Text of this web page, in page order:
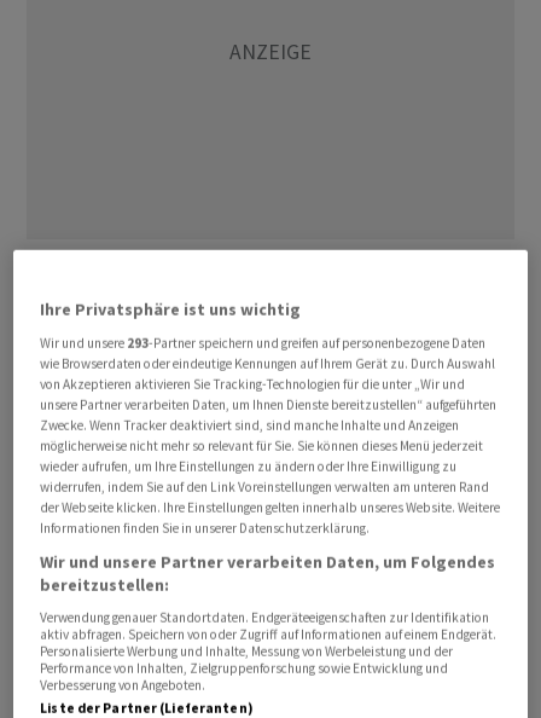
Quartal des Geschäftsjahres 2023/24, stiegen die
Verkäufe laut einer Mitteilung vom Donnerstag um 23,8
Prozent auf 112,3 Millionen Franken. Dabei haben sich
Währungseffekte stark ausgewirkt. Bei konstanten
Wechselkursen liegt das Plus mit 34,6 Prozent deutlich
höher.
Lemkonnte in allen Geschäftsbereichen wachsen. Dabei
verzeichnete das kleinste Marktsegment Tracks mit
einen Zuwachs von mehr als 50 Prozent das grösste
Wachstum. Auch das Geschäft mit den erneuerbaren
Energien lief gut und stieg im Jahresvergleich um 36
Prozent nach oben. Automotive wuchs um einen Viertel.
Energy Distribution & High Precision und Automation
Ihre Privatsphäre ist uns wichtig
Wir und unsere 293-Partner speichern und greifen auf personenbezogene Daten
wie Browserdaten oder eindeutige Kennungen auf Ihrem Gerät zu. Durch Auswahl
von Akzeptieren aktivieren Sie Tracking-Technologien für die unter „Wir und
unsere Partner verarbeiten Daten, um Ihnen Dienste bereitzustellen“ aufgeführten
Zwecke. Wenn Tracker deaktiviert sind, sind manche Inhalte und Anzeigen
möglicherweise nicht mehr so relevant für Sie. Sie können dieses Menü jederzeit
wieder aufrufen, um Ihre Einstellungen zu ändern oder Ihre Einwilligung zu
widerrufen, indem Sie auf den Link Voreinstellungen verwalten am unteren Rand
der Webseite klicken. Ihre Einstellungen gelten innerhalb unseres Website. Weitere
Informationen finden Sie in unserer Datenschutzerklärung.
Wir und unsere Partner verarbeiten Daten, um Folgendes
bereitzustellen:
Verwendung genauer Standortdaten. Endgeräteeigenschaften zur Identifikation
aktiv abfragen. Speichern von oder Zugriff auf Informationen auf einem Endgerät.
Personalisierte Werbung und Inhalte, Messung von Werbeleistung und der
Performance von Inhalten, Zielgruppenforschung sowie Entwicklung und
Verbesserung von Angeboten.
Liste der Partner (Lieferanten)